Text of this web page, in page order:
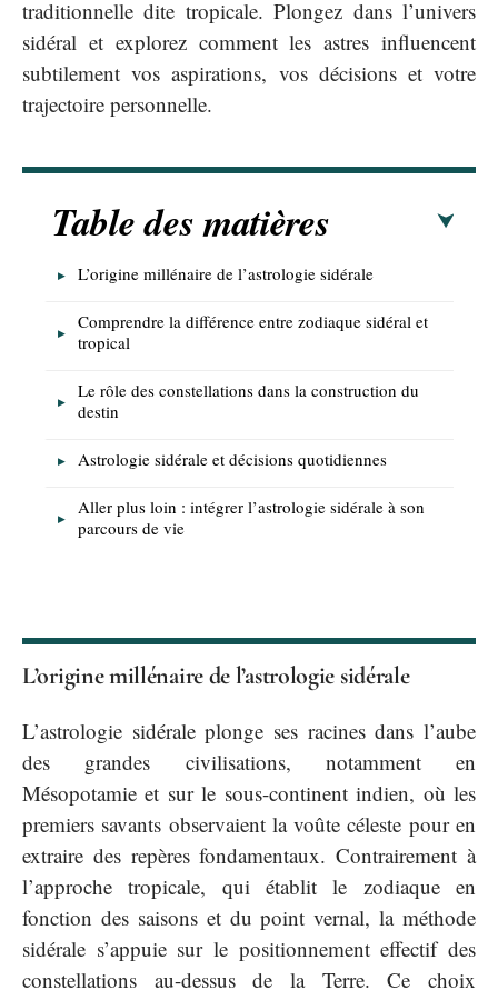
traditionnelle dite tropicale. Plongez dans l’univers
sidéral et explorez comment les astres influencent
subtilement vos aspirations, vos décisions et votre
trajectoire personnelle.
Table des matières
L’origine millénaire de l’astrologie sidérale
Comprendre la différence entre zodiaque sidéral et
tropical
Le rôle des constellations dans la construction du
destin
Astrologie sidérale et décisions quotidiennes
Aller plus loin : intégrer l’astrologie sidérale à son
parcours de vie
L’origine millénaire de l’astrologie sidérale
L’astrologie sidérale plonge ses racines dans l’aube
des grandes civilisations, notamment en
Mésopotamie et sur le sous-continent indien, où les
premiers savants observaient la voûte céleste pour en
extraire des repères fondamentaux. Contrairement à
l’approche tropicale, qui établit le zodiaque en
fonction des saisons et du point vernal, la méthode
sidérale s’appuie sur le positionnement effectif des
constellations au-dessus de la Terre. Ce choix